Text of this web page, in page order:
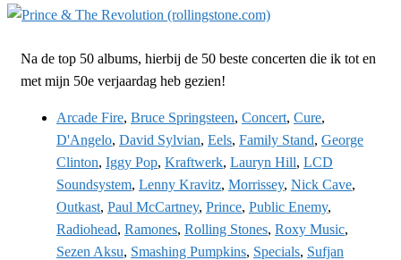
Na de top 50 albums, hierbij de 50 beste concerten die ik tot en
met mijn 50e verjaardag heb gezien!
Arcade Fire, Bruce Springsteen, Concert, Cure,
D'Angelo, David Sylvian, Eels, Family Stand, George
Clinton, Iggy Pop, Kraftwerk, Lauryn Hill, LCD
Soundsystem, Lenny Kravitz, Morrissey, Nick Cave,
Outkast, Paul McCartney, Prince, Public Enemy,
Radiohead, Ramones, Rolling Stones, Roxy Music,
Sezen Aksu, Smashing Pumpkins, Specials, Sufjan